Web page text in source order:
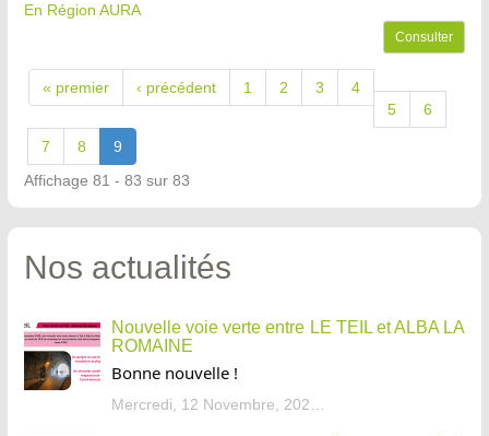
En Région AURA
Consulter
« premier ‹ précédent 1 2 3
4
5
6
7 8
9
Affichage 81 - 83 sur 83
Nos actualités
Nouvelle voie verte entre LE TEIL et ALBA LA
ROMAINE
Bonne nouvelle !